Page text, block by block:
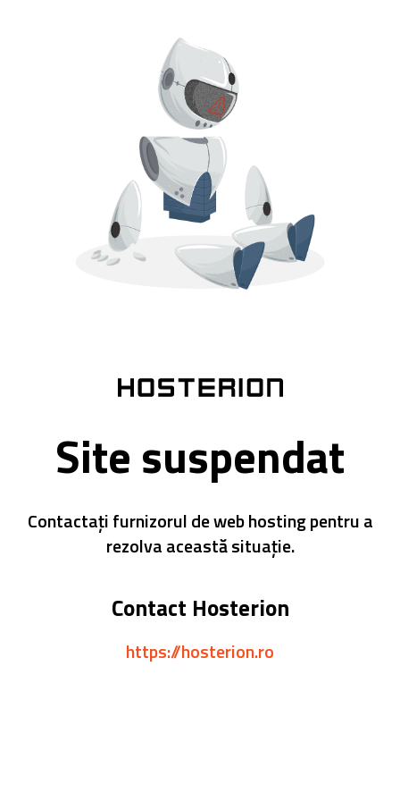
Site suspendat
Contactați furnizorul de web hosting pentru a
rezolva această situație.
Contact Hosterion
https://hosterion.ro